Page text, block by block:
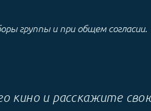
группы и при общем согласии.
кино и расскажите